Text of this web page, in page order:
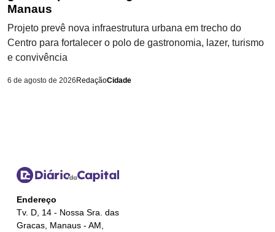
Manaus
Projeto prevê nova infraestrutura urbana em trecho do
Centro para fortalecer o polo de gastronomia, lazer, turismo
e convivência
6 de agosto de 2026 RedaçãoCidade
Endereço
Tv. D, 14 - Nossa Sra. das
Gracas, Manaus - AM,